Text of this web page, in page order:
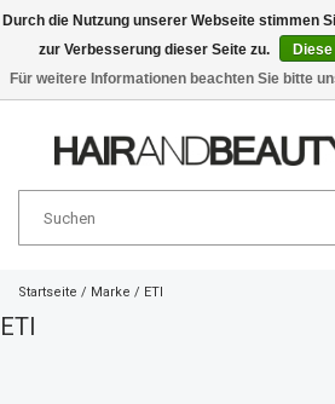
Startseite / Marke / ETI
ETI
Durch die Nutzung unserer Webseite stimmen
zur Verbesserung dieser Seite zu.
Für weitere Informationen beachten Sie bitte